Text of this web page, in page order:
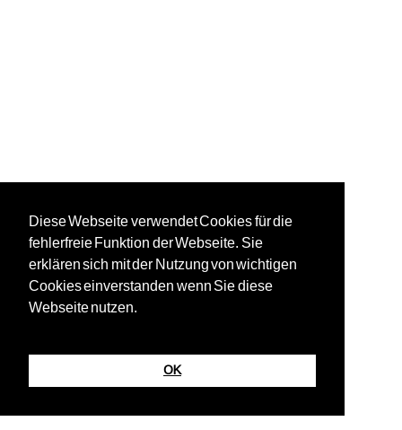
Diese Webseite verwendet Cookies für die
fehlerfreie Funktion der Webseite. Sie
erklären sich mit der Nutzung von wichtigen
Cookies einverstanden wenn Sie diese
Webseite nutzen.
OK